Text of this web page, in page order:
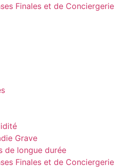
Finales et de Conciergerie
Grave
de longue durée
Finales et de Conciergerie